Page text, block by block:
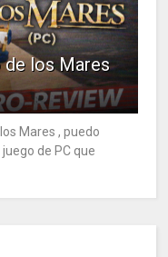
los Mares
Mares , puedo
de PC que